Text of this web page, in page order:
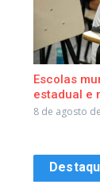
Escolas
estadual e
8 de agosto